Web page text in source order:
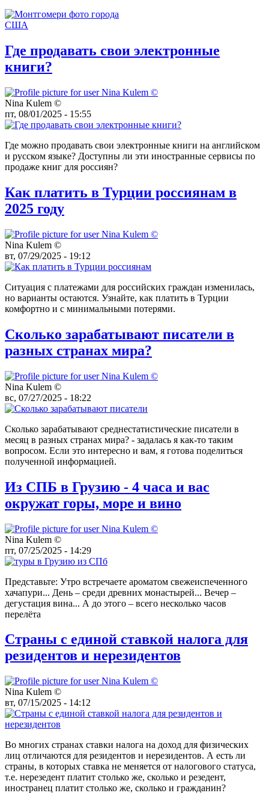
Где продавать свои электронные
книги?
Nina Kulem ©️
пт, 08/01/2025 - 15:55
Где можно продавать свои электронные книги на английском
и русском языке? Доступны ли эти иностранные сервисы по
продаже книг для россиян?
Как платить в Турции россиянам в
2025 году
Nina Kulem ©️
вт, 07/29/2025 - 19:12
Ситуация с платежами для российских граждан изменилась,
но варианты остаются. Узнайте, как платить в Турции
комфортно и с минимальными потерями.
Сколько зарабатывают писатели в
разных странах мира?
Nina Kulem ©️
вс, 07/27/2025 - 18:22
Сколько зарабатывают среднестатистические писатели в
месяц в разных странах мира? - задалась я как-то таким
вопросом. Если это интересно и вам, я готова поделиться
полученной информацией.
Из СПБ в Грузию - 4 часа и вас
окружат горы, море и вино
Nina Kulem ©️
пт, 07/25/2025 - 14:29
Представьте: Утро встречаете ароматом свежеиспеченного
хачапури... День – среди древних монастырей... Вечер –
дегустация вина... А до этого – всего несколько часов
перелёта
Страны с единой ставкой налога для
резидентов и нерезидентов
Nina Kulem ©️
вт, 07/15/2025 - 14:12
Во многих странах ставки налога на доход для физических
лиц отличаются для резидентов и нерезидентов. А есть ли
страны, в которых ставка не меняется от налогового статуса,
т.е. нерезедент платит столько же, сколько и резедент,
иностранец платит столько же, сколько и гражданин?